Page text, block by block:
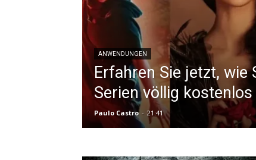
ANWENDUNGEN
Erfahren Sie jetzt, wie
Serien völlig
Paulo Castro - 21:41